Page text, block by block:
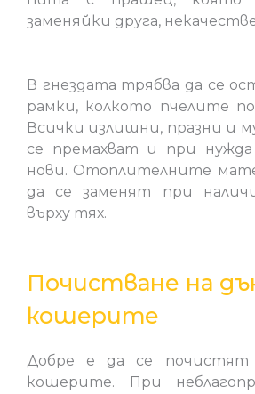
заменяйки друга,
В гнездата трябва да се
рамки, колкото пчелите
Всички излишни, празни и
се премахват и при
нови. Отоплителните
да се заменят при
върху тях.
Почистване на
кошерите
Добре е да се
кошерите. При